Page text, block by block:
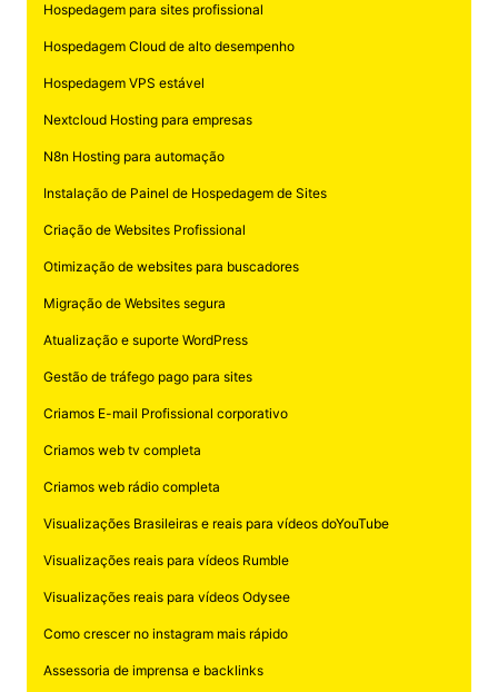
Hospedagem para sites profissional
Hospedagem Cloud de alto desempenho
Hospedagem VPS estável
Nextcloud Hosting para empresas
N8n Hosting para automação
Instalação de Painel de Hospedagem de Sites
Criação de Websites Profissional
Otimização de websites para buscadores
Migração de Websites segura
Atualização e suporte WordPress
Gestão de tráfego pago para sites
Criamos E-mail Profissional corporativo
Criamos web tv completa
Criamos web rádio completa
Visualizações Brasileiras e reais para vídeos doYouTube
Visualizações reais para vídeos Rumble
Visualizações reais para vídeos Odysee
Como crescer no instagram mais rápido
Assessoria de imprensa e backlinks